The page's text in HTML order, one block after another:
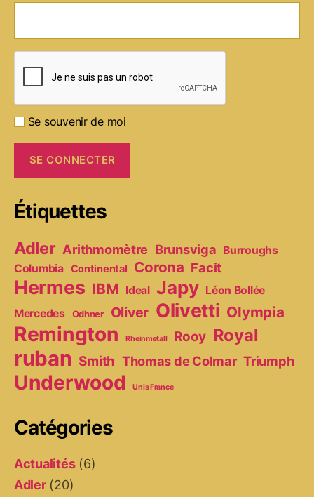
Se souvenir de moi
Étiquettes
Adler Arithmomètre Brunsviga Burroughs
Columbia Continental Corona Facit
Hermes IBM Ideal Japy Léon Bollée
Mercedes
Odhner Oliver Olivetti Olympia
Remington Rheinmetall Rooy Royal
ruban Smith Thomas de Colmar Triumph
Underwood Unis France
Catégories
Actualités(6)
Adler(20)